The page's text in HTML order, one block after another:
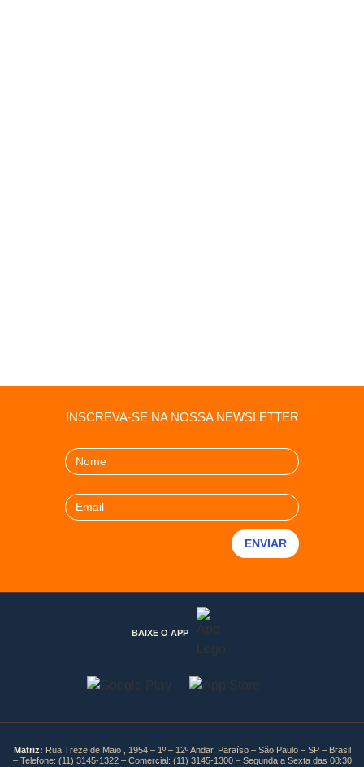
INSCREVA-SE NA NOSSA NEWSLETTER
BAIXE O APP
Matriz: Rua Treze de Maio , 1954 – 1º – 12º Andar, Paraíso – São Paulo – SP – Brasil
– Telefone: (11) 3145-1322– Comercial: (11) 3145-1300– Segunda a Sexta das 08:30